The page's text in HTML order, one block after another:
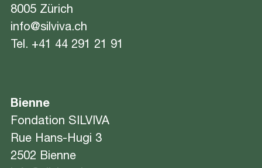
8005 Zürich
info@silviva.ch
Tel. +41 44 291 21 91
Bienne
Fondation SILVIVA
Rue Hans-Hugi 3
2502 Bienne